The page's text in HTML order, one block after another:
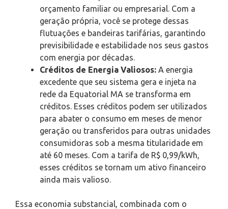
orçamento familiar ou empresarial. Com a
geração própria, você se protege dessas
flutuações e bandeiras tarifárias, garantindo
previsibilidade e estabilidade nos seus gastos
com energia por décadas.
Créditos de Energia Valiosos: A energia
excedente que seu sistema gera e injeta na
rede da Equatorial MA se transforma em
créditos. Esses créditos podem ser utilizados
para abater o consumo em meses de menor
geração ou transferidos para outras unidades
consumidoras sob a mesma titularidade em
até 60 meses. Com a tarifa de R$ 0,99/kWh,
esses créditos se tornam um ativo financeiro
ainda mais valioso.
Essa economia substancial, combinada com o